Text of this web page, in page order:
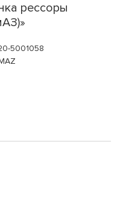
рессоры
5001058